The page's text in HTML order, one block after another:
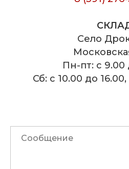
Село
Пн-пт: с 9.00
Сб: с 10.00 до